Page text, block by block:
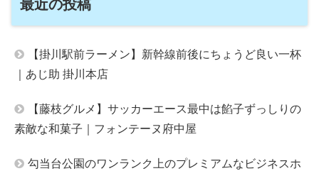
最近の投稿
【掛川駅前ラーメン】新幹線前後にちょうど良い一杯
｜あじ助 掛川本店
【藤枝グルメ】サッカーエース最中は餡子ずっしりの
素敵な和菓子｜フォンテーヌ府中屋
勾当台公園のワンランク上のプレミアムなビジネスホ